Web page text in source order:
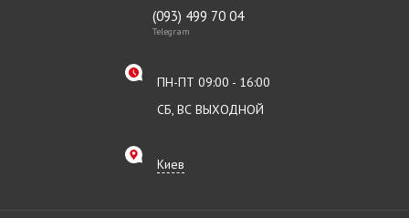
(093) 499 70 04
Telegram
ПН-ПТ 09:00 - 16:00
СБ, ВС ВЫХОДНОЙ
Киев